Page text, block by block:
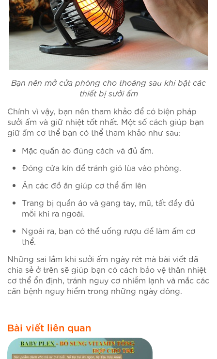
Bạn nên mở cửa phòng cho thoáng sau khi bật các
thiết bị sưởi ấm
Chính vì vậy, bạn nên tham khảo để có biện pháp
sưởi ấm và giữ nhiệt tốt nhất. Một số cách giúp bạn
giữ ấm cơ thể bạn có thể tham khảo như sau:
Mặc quần áo đúng cách và đủ ấm.
Đóng cửa kín để tránh gió lùa vào phòng.
Ăn các đồ ăn giúp cơ thể ấm lên
Trang bị quần áo và gang tay, mũ, tất đầy đủ
mỗi khi ra ngoài.
Ngoài ra, bạn có thể uống rượu để làm ấm cơ
thể.
Những sai lầm khi sưởi ấm ngày rét mà bài viết đã
chia sẻ ở trên sẽ giúp bạn có cách bảo vệ thân nhiệt
cơ thể ổn định, tránh nguy cơ nhiễm lạnh và mắc các
căn bệnh nguy hiểm trong những ngày đông.
Bài viết liên quan